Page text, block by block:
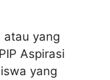
atau yang
Aspirasi
yang